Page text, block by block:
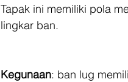
Tapak ini memiliki pola
lingkar ban.
Kegunaan: ban lug